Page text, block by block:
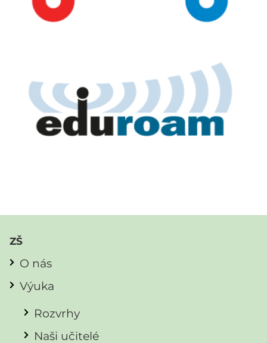
ZŠ
O nás
Výuka
Rozvrhy
Naši učitelé